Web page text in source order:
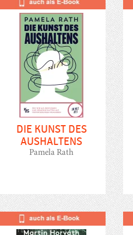
DIE KUNST DES
AUSHALTENS
Pamela Rath